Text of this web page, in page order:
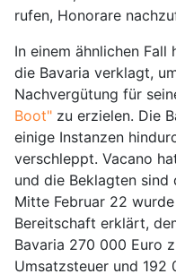
rufen, Honorare
In einem ähnlichen Fall
die Bavaria verklagt,
Nachvergütung für
Boot" zu erzielen. Die
einige Instanzen
verschleppt. Vacano
und die Beklagten sind
Mitte Februar 22
Bereitschaft erklärt,
Bavaria 270 000 Euro
Umsatzsteuer und 192